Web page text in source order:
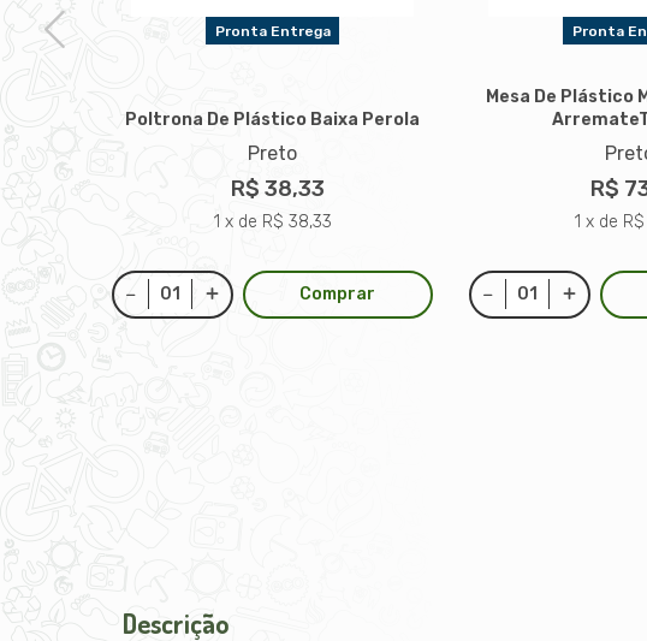
Pronta Entrega
Poltrona De Plástico Baixa Perola
Preto
R$ 38,33
1 x de R$ 38,33
Comprar
Pronta
Mesa De Plástico
R$
1 x de R$
Descrição